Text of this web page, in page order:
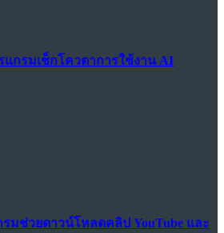
แกรมเช็กโควตาการใช้งาน AI
รมช่วยดาวน์โหลดคลิป YouTube และ